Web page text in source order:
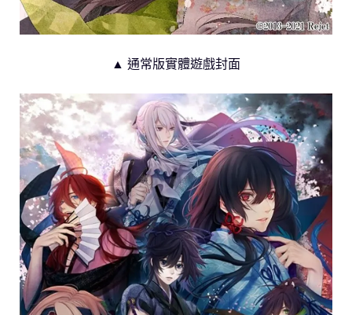
▲ 通常版實體遊戲封面